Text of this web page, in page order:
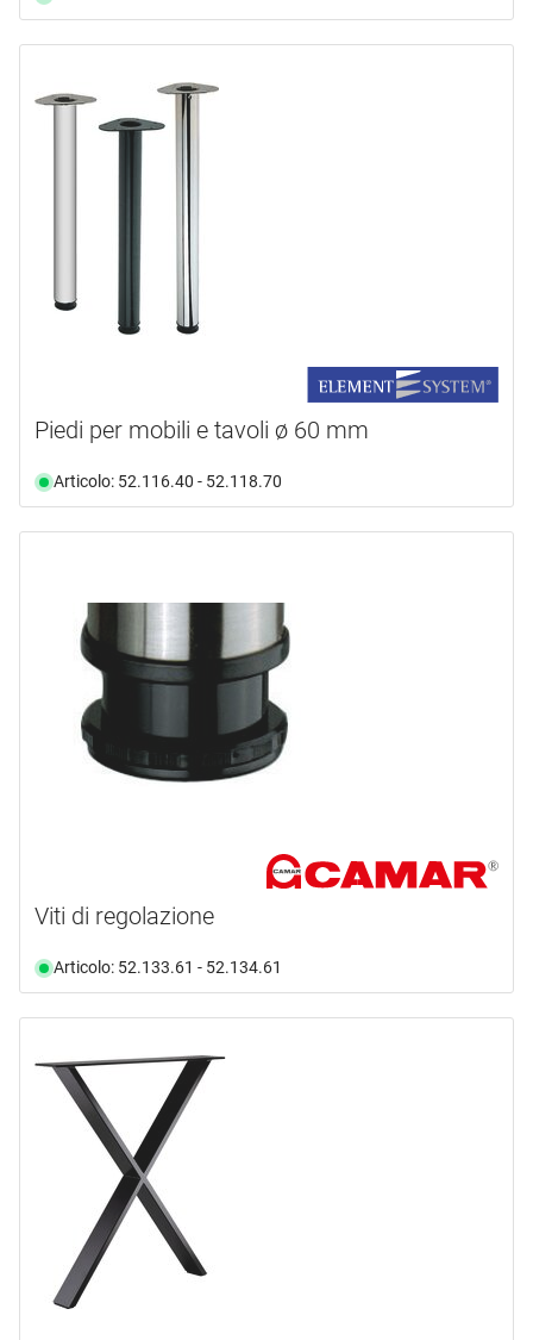
Piedi per mobili e tavoli ø 60 mm
Articolo: 52.116.40 - 52.118.70
Viti di regolazione
Articolo: 52.133.61 - 52.134.61